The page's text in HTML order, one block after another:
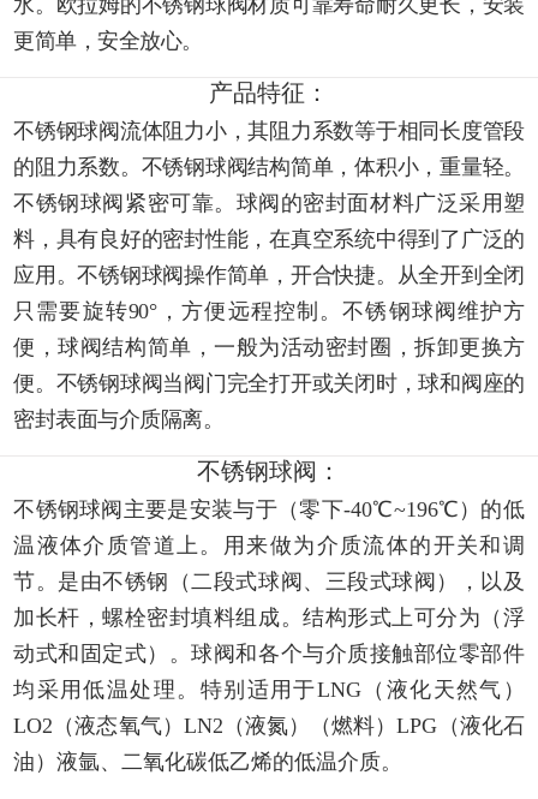
水。欧拉姆的不锈钢球阀材质可靠寿命耐久更长，安装
更简单，安全放心。
产品特征：
不锈钢球阀流体阻力小，其阻力系数等于相同长度管段
的阻力系数。不锈钢球阀结构简单，体积小，重量轻。
不锈钢球阀紧密可靠。球阀的密封面材料广泛采用塑
料，具有良好的密封性能，在真空系统中得到了广泛的
应用。不锈钢球阀操作简单，开合快捷。从全开到全闭
只需要旋转90°，方便远程控制。不锈钢球阀维护方
便，球阀结构简单，一般为活动密封圈，拆卸更换方
便。不锈钢球阀当阀门完全打开或关闭时，球和阀座的
密封表面与介质隔离。
不锈钢球阀：
不锈钢球阀主要是安装与于（零下-40℃~196℃）的低
温液体介质管道上。用来做为介质流体的开关和调
节。是由不锈钢（二段式球阀、三段式球阀），以及
加长杆，螺栓密封填料组成。结构形式上可分为（浮
动式和固定式）。球阀和各个与介质接触部位零部件
均采用低温处理。特别适用于LNG（液化天然气）
LO2（液态氧气）LN2（液氮）（燃料）LPG（液化石
油）液氩、二氧化碳低乙烯的低温介质。